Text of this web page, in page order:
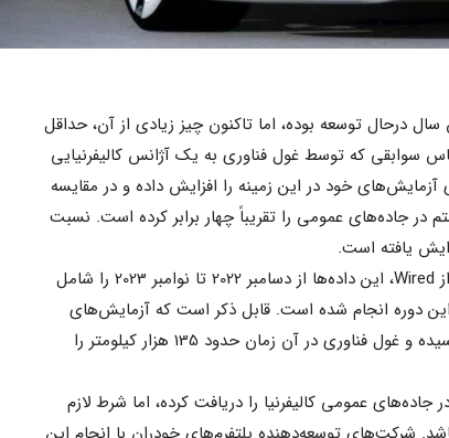
درحال توسعه بوده، اما تاکنون چیز زیادی از آن، حداقل
سوابقی که توسط غول فناوری به یک آژانس کالیفرنیایی
خود در این زمینه را افزایش داده و در مقایسه
سیستم در جاده‌های عمومی را تقریباً چهار برابر کرده است. نسبت
به گزارش پایگاه خبری صنایع مدرن و به نقل از Wired، این داده‌ها از دسامبر 2022 تا نوامبر 2023 را شامل
دوره انجام شده است. قابل ذکر است که آزمایش‌های
فناوری خودروی اپل در ماه اوت به اوج خود رسیده و غول فناوری در آن زمان حدود 135 هزار کیلومتر را
عمومی کالیفرنیا را دریافت کرده، اما شرط لازم